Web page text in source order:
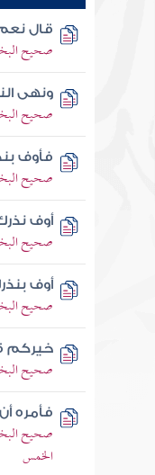
قال
صحيح
ونهى
صحيح
فأوف
صحيح
أوف
صحيح
أوف
صحيح
خيركم
صحيح
فأمره
صحيح
الخمس